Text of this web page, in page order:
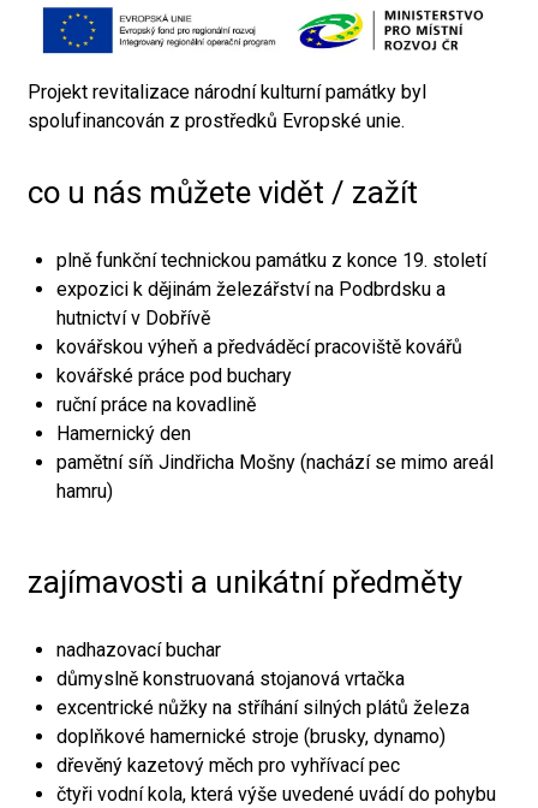
Projekt revitalizace národní kulturní památky byl
spolufinancován z prostředků Evropské unie.
co u nás můžete vidět / zažít
plně funkční technickou památku z konce 19. století
expozici k dějinám železářství na Podbrdsku a
hutnictví v Dobřívě
kovářskou výheň a předváděcí pracoviště kovářů
kovářské práce pod buchary
ruční práce na kovadlině
Hamernický den
pamětní síň Jindřicha Mošny (nachází se mimo areál
hamru)
zajímavosti a unikátní předměty
nadhazovací buchar
důmyslně konstruovaná stojanová vrtačka
excentrické nůžky na stříhání silných plátů železa
doplňkové hamernické stroje (brusky, dynamo)
dřevěný kazetový měch pro vyhřívací pec
čtyři vodní kola, která výše uvedené uvádí do pohybu